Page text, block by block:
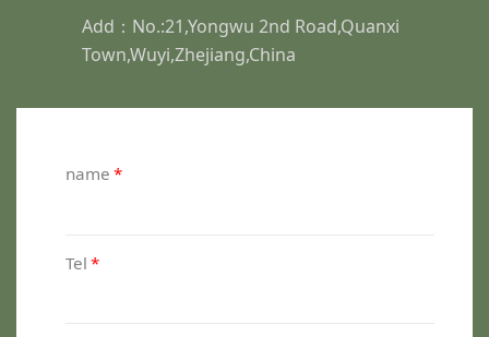
Add：No.:21,Yongwu 2nd Road,Quanxi
Town,Wuyi,Zhejiang,China
name *
Tel *